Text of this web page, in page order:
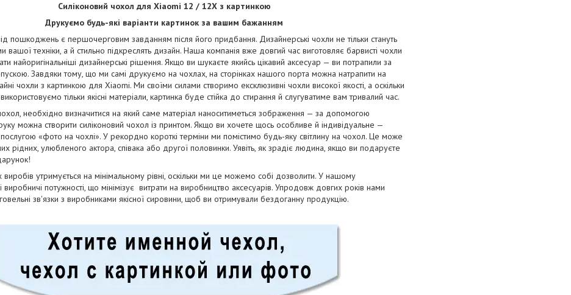
Силіконовий чохол для Xiaomi 12 / 12X з картинкою
Друкуємо будь-які варіанти картинок за вашим бажанням
пошкоджень є першочерговим завданням після його придбання. Дизайнерські чохли не тільки стануть
вашої техніки, а й стильно підкреслять дизайн. Наша компанія вже довгий час виготовляє барвисті чохли
найоригінальніші дизайнерські рішення. Якщо ви шукаєте якийсь цікавий аксесуар — ви потрапили за
Завдяки тому, що ми самі друкуємо на чохлах, на сторінках нашого порта можна натрапити на
чохли з картинкою для Xiaomi. Ми своїми силами створимо ексклюзивні чохли високої якості, а оскільки
тільки якісні матеріали, картинка буде стійка до стирання й слугуватиме вам тривалий час.
необхідно визначитися на який саме матеріал наноситиметься зображення — за допомогою
можна створити силіконовий чохол із принтом. Якщо ви хочете щось особливе й індивідуальне —
«фото на чохлі». У рекордно короткі терміни ми помістимо будь-яку світлину на чохол. Це може
рідних, улюбленого актора, співака або другої половинки. Уявіть, як зрадіє людина, якщо ви подаруєте
виробів утримується на мінімальному рівні, оскільки ми це можемо собі дозволити. У нашому
виробничі потужності, що мінімізує витрати на виробництво аксесуарів. Упродовж довгих років нами
зв'язки з виробниками якісної сировини, щоб ви отримували бездоганну продукцію.